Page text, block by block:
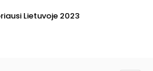
Lietuvoje 2023